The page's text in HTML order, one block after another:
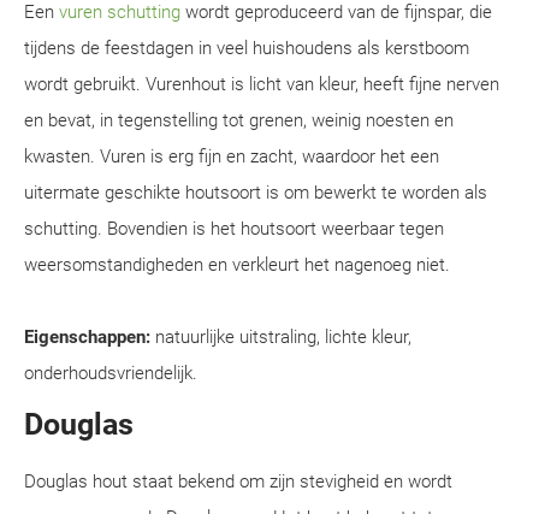
Een vuren schutting wordt geproduceerd van de fijnspar, die
tijdens de feestdagen in veel huishoudens als kerstboom
wordt gebruikt. Vurenhout is licht van kleur, heeft fijne nerven
en bevat, in tegenstelling tot grenen, weinig noesten en
kwasten. Vuren is erg fijn en zacht, waardoor het een
uitermate geschikte houtsoort is om bewerkt te worden als
schutting. Bovendien is het houtsoort weerbaar tegen
weersomstandigheden en verkleurt het nagenoeg niet.
Eigenschappen: natuurlijke uitstraling, lichte kleur,
onderhoudsvriendelijk.
Douglas
Douglas hout staat bekend om zijn stevigheid en wordt